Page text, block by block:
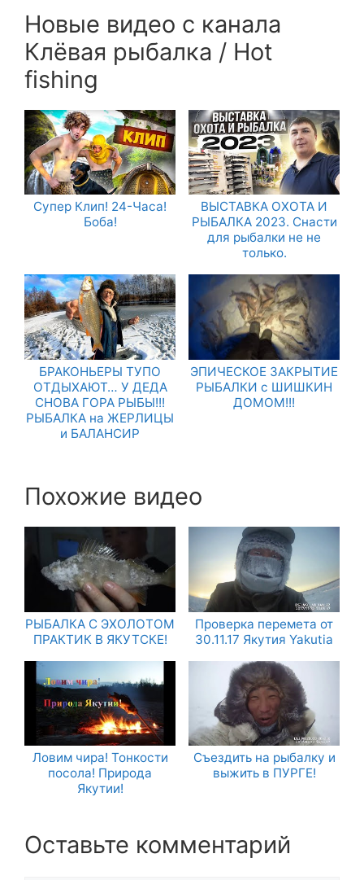
Новые видео с канала
Клёвая рыбалка / Hot
fishing
Супер Клип! 24-Часа!
Боба!
ВЫСТАВКА ОХОТА И
РЫБАЛКА 2023. Снасти
для рыбалки не не
только.
БРАКОНЬЕРЫ ТУПО
ОТДЫХАЮТ… У ДЕДА
СНОВА ГОРА РЫБЫ!!!
РЫБАЛКА на ЖЕРЛИЦЫ
и БАЛАНСИР
ЭПИЧЕСКОЕ ЗАКРЫТИЕ
РЫБАЛКИ с ШИШКИН
ДОМОМ!!!
Похожие видео
РЫБАЛКА С ЭХОЛОТОМ
ПРАКТИК В ЯКУТСКЕ!
Проверка перемета от
30.11.17 Якутия Yakutia
Ловим чира! Тонкости
посола! Природа
Якутии!
Съездить на рыбалку и
выжить в ПУРГЕ!
Оставьте комментарий